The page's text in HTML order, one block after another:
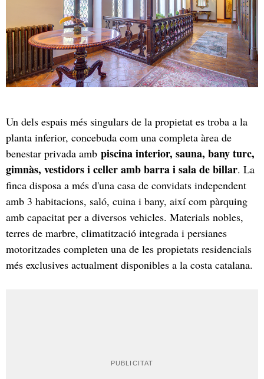
Un dels espais més singulars de la propietat es troba a la
planta inferior, concebuda com una completa àrea de
benestar privada amb piscina interior, sauna, bany turc,
gimnàs, vestidors i celler amb barra i sala de billar. La
finca disposa a més d'una casa de convidats independent
amb 3 habitacions, saló, cuina i bany, així com pàrquing
amb capacitat per a diversos vehicles. Materials nobles,
terres de marbre, climatització integrada i persianes
motoritzades completen una de les propietats residencials
més exclusives actualment disponibles a la costa catalana.